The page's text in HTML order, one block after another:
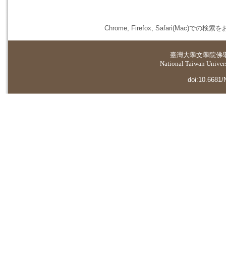
Chrome, Firefox, Safari(Mac)での検索を
臺灣大學文學院佛
National Taiwan
doi:10.6681/